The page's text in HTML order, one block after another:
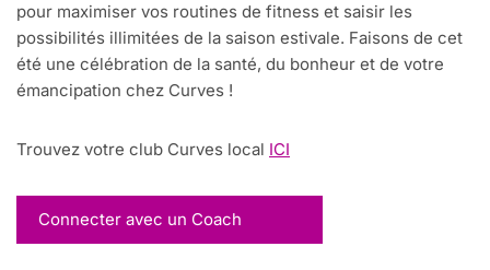
pour maximiser vos routines de fitness et saisir les
possibilités illimitées de la saison estivale. Faisons de cet
été une célébration de la santé, du bonheur et de votre
émancipation chez Curves !
Trouvez votre club Curves local ICI
Connecter avec un Coach